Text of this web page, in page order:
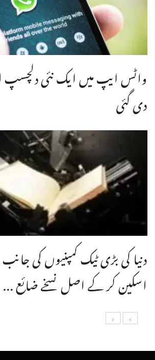
واٹس ایپ میں ایک نئی
دی گئی
دنیا کی بڑی ٹیک کمپنیوں کی
اسکین کر کے اصل نسخے ضائع ...